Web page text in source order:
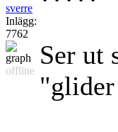
sverre
Inlägg:
7762
offline
Ser ut